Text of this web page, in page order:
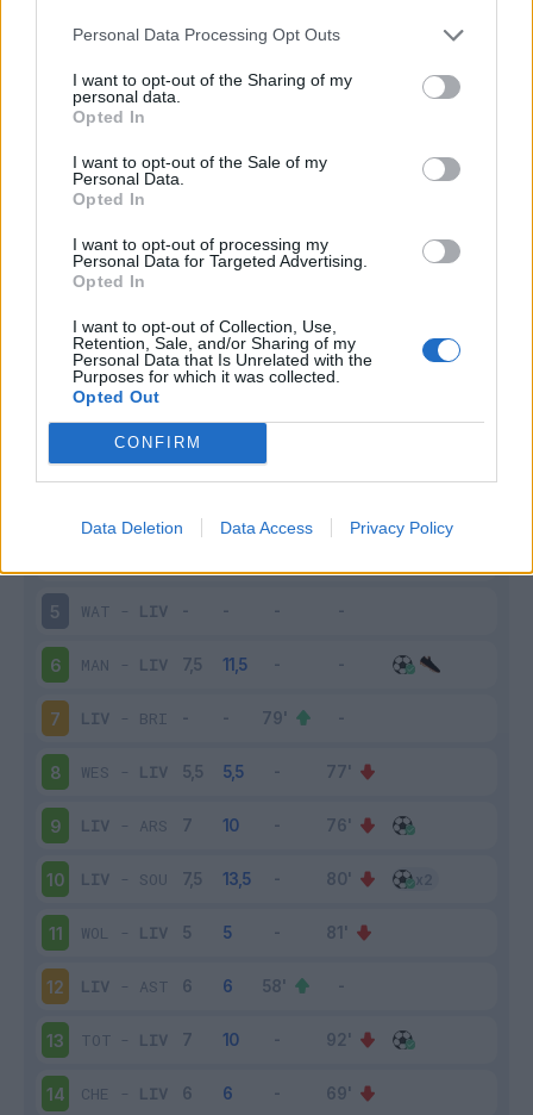
Personal Data Processing Opt Outs
I want to opt-out of the Sharing of my
personal data.
Opted In
I want to opt-out of the Sale of my
Personal Data.
Opted In
I want to opt-out of processing my
Personal Data for Targeted Advertising.
Opted In
I want to opt-out of Collection, Use,
Retention, Sale, and/or Sharing of my
Personal Data that Is Unrelated with the
Purposes for which it was collected.
Opted Out
CONFIRM
Data Deletion Data Access Privacy Policy
Infortunato 0 - 0%
Inutilizzato
Scarica riepilogo
stagionale
Giornata Voto FV Entrato Uscito Bonus/Malus
LEE-LIV
-CRY
5 WAT - LIV
6 MAN - LIV
7 LIV - BRI
8 WES - LIV
9 LIV - ARS
10 LIV - SOU
11 WOL - LIV
12 LIV - AST
13 TOT - LIV
14 CHE - LIV